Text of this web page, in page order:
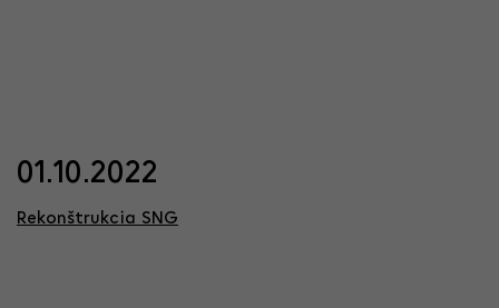
01.10.2022
Rekonštrukcia SNG